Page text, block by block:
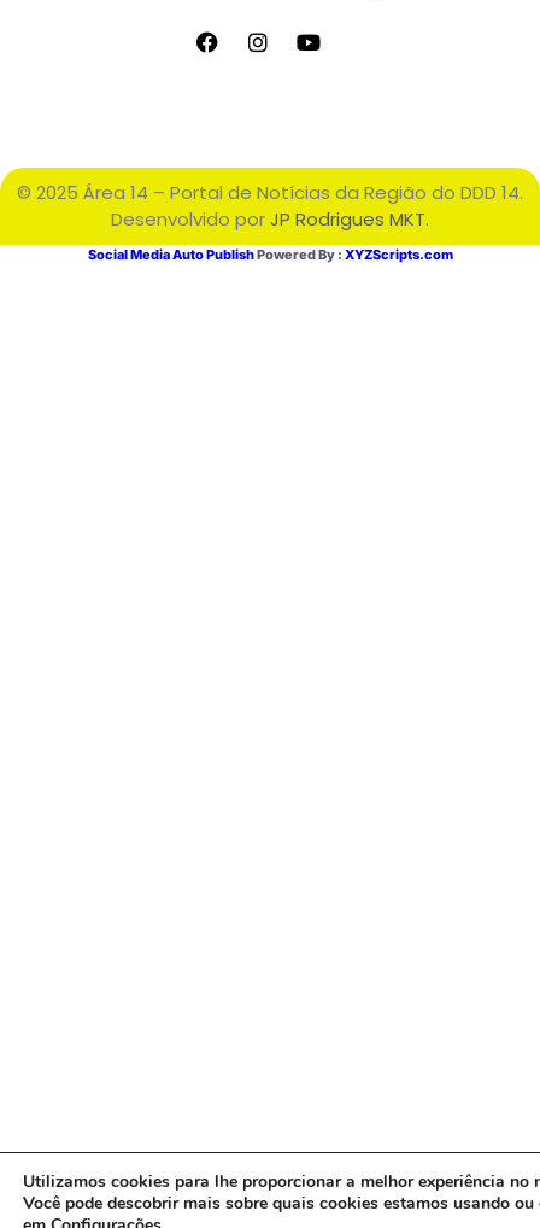
© 2025 Área 14 – Portal de Notícias da Região do DDD 14.
Desenvolvido porJP Rodrigues MKT.
Social Media Auto PublishPowered By : XYZScripts.com
Utilizamos cookies para lhe proporcionar a melhor experiência no
Você pode descobrir mais sobre quais cookies estamos usando